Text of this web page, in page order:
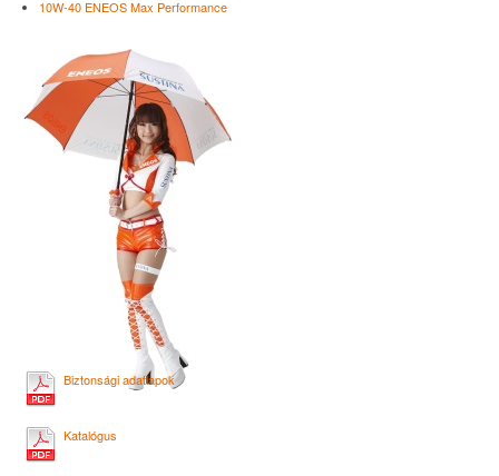
10W-40 ENEOS Max Performance
Biztonsági adatlapok
Katalógus